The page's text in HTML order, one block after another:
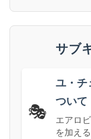
サブ
🎭
ユ・チ
ついて
エアロ
を加え